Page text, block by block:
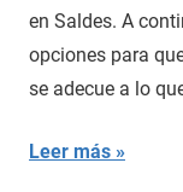
en Saldes. A
opciones para
se adecue a lo
Leer más